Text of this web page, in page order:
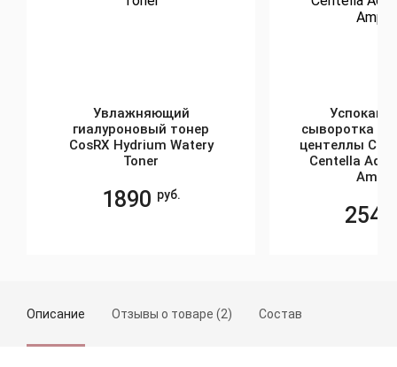
Увлажняющий
гиалуроновый тонер
CosRX Hydrium Watery
Toner
1890 руб.
сыворотка с
центеллы
Centella
Описание Отзывы о товаре (2) Состав